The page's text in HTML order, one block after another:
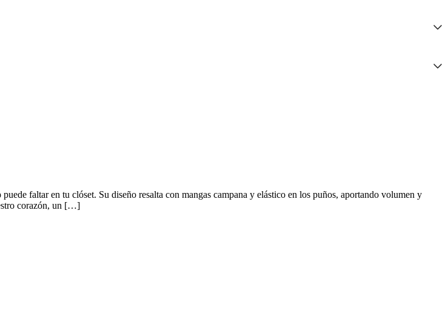
faltar en tu clóset. Su diseño resalta con mangas campana y elástico en los puños, aportando volumen y
corazón, un […]